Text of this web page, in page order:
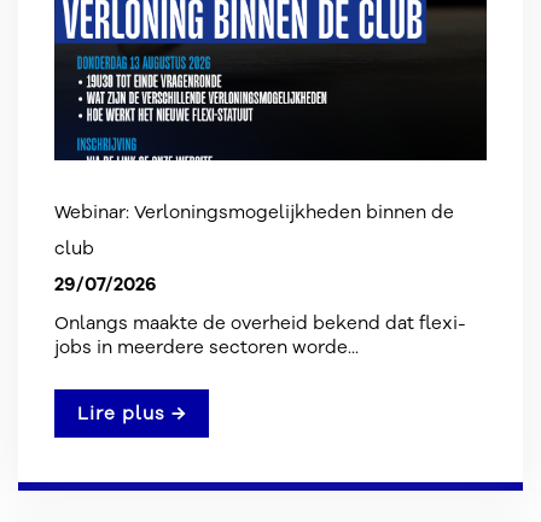
Webinar: Verloningsmogelijkheden binnen de
club
29/07/2026
Onlangs maakte de overheid bekend dat flexi-
jobs in meerdere sectoren worde...
Lire plus →